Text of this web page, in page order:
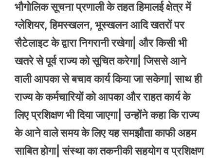
भौगोलिक सूचना प्रणाली के तहत हिमालई क्षेत्र में
ग्लेशियर, हिमस्खलन, भूस्खलन आदि खतरों पर
सैटेलाइट के द्वारा निगरानी रखेगा| और किसी भी
खतरे से पूर्व राज्य को सूचित करेगा| जिससे आने
वाली आपका से बचाव कार्य किया जा सकेगा| साथ ही
राज्य के कर्मचारियों को आपका और राहत कार्य के
लिए प्रशिक्षण भी दिया जाएगा| उन्होंने कहा कि राज्य
के आने वाले समय के लिए यह समझौता काफी अहम
साबित होगा| संस्था का तकनीकी सहयोग व प्रशिक्षण